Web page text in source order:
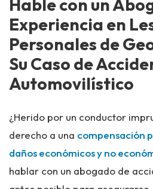
Hable con un
Experiencia en
Personales de
Su Caso de
Automovilístico
¿Herido por un conductor
derecho a una compensación
daños económicos y no
hablar con un abogado de